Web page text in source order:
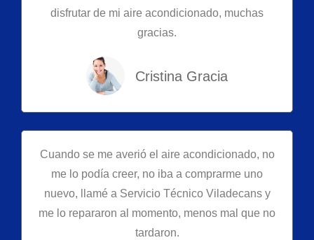
disfrutar de mi aire acondicionado, muchas
gracias.
Cristina Gracia
Cuando se me averió el aire acondicionado, no
me lo podía creer, no iba a comprarme uno
nuevo, llamé a Servicio Técnico Viladecans y
me lo repararon al momento, menos mal que no
tardaron.